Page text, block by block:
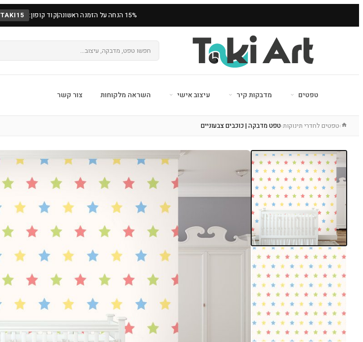
15% הנחה על הזמנה ראשונה |קוד קופון: TAKI15
טפטים מדבקות קיר עיצוב אישי השראה מלקוחות צור קשר
›טפטים לחדרי תינוקות›טפט מדבקה | כוכבים צבעוניים